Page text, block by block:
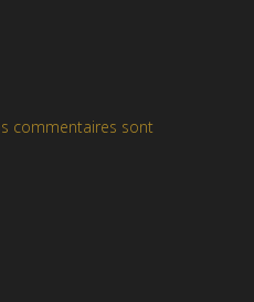
commentaires sont